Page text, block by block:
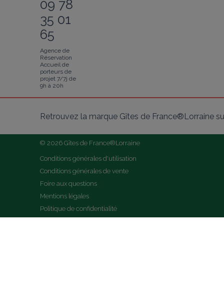
09 78
35 01
65
Agence de
Réservation
Accueil de
porteurs de
projet 7/7j de
9h à 20h
Retrouvez la marque Gîtes de France®Lorraine
© 2026 Gîtes de France®Lorraine
Conditions générales d'utilisation
Conditions générales de vente
Foire aux questions
Mentions légales
Politique de confidentialité